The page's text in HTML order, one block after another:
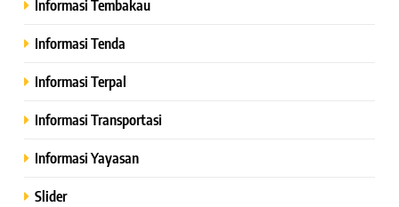
Informasi Tembakau
Informasi Tenda
Informasi Terpal
Informasi Transportasi
Informasi Yayasan
Slider